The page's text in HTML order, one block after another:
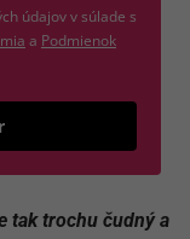
údajov v súlade s
(otvorí sa v novom okne)
a Podmienok
tak trochu čudný a